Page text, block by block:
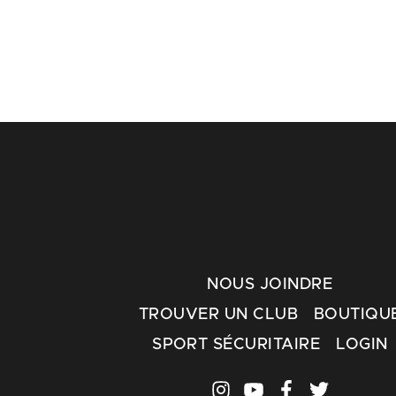
NOUS JOINDRE
TROUVER UN CLUB
SPORT SÉCURITAIRE
LOGIN